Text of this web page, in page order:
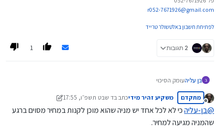
r052-7671926@gmail.com
לפתיחת חשבון באלטשולר טרייד
2 תגובות 1
ב בן עליהעומק הסיכוי
כתבת את זה
והנה עוד דוגמה שאפילו המשקיע האגדי וורן באפט שידוע בגישתו
הרציונלית השתמש באופציות: בשנת 1993, כשהמניה של קוקה-קולה
אני לא מבין באופציות
אבל למה שלא כל אחד יעשה ככה
מנותק
מתקדם משקיע זהיר מידיכתב בד שבט תשפ״ו, 17:55
נערך לאחרונה על ידי משקיע זהיר מידי
@בן-עליהכי לא לכל אחד יש מניה שהוא מוכן לקנות במחיר מסוים ברגע
שהמניה מגיעה למחיר.